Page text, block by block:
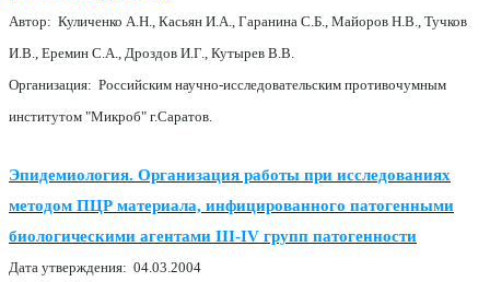
Автор: Куличенко А.Н., Касьян И.А., Гаранина С.Б., Майоров Н.В., Тучков
И.В., Еремин С.А., Дроздов И.Г., Кутырев В.В.
Организация: Российским научно-исследовательским противочумным
институтом "Микроб" г.Саратов.
Эпидемиология. Организация работы при исследованиях
методом ПЦР материала, инфицированного патогенными
биологическими агентами III-IV групп патогенности
Дата утверждения: 04.03.2004